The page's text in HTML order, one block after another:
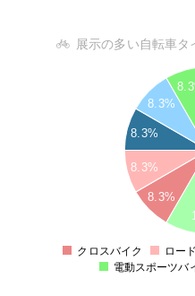
展示の多い自転車タ
8.3%
8.3%
8.3%
8.3%
クロスバイク ロー
電動スポーツバ